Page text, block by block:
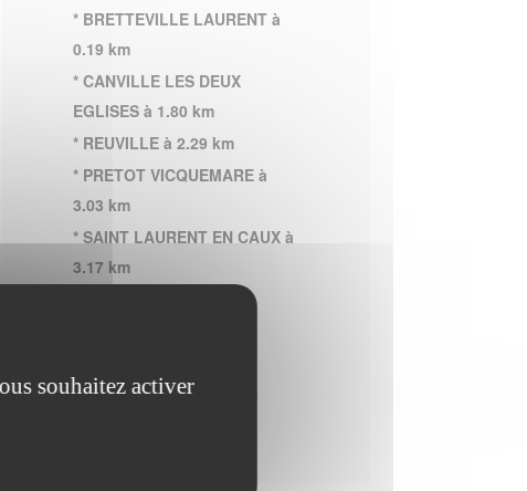
* BRETTEVILLE LAURENT à
0.19 km
* CANVILLE LES DEUX
EGLISES à 1.80 km
* REUVILLE à 2.29 km
* PRETOT VICQUEMARE à
3.03 km
* SAINT LAURENT EN CAUX à
3.17 km
* HEBERVILLE à 3.37 km
* BOUDEVILLE à 4.61 km
souhaitez activer